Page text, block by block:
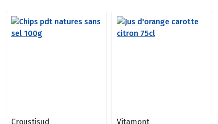
Croustisud Vitamont